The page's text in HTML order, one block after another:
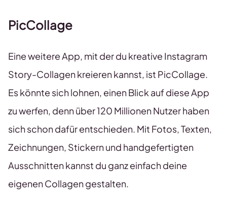
PicCollage
Eine weitere App, mit der du kreative Instagram
Story-Collagen kreieren kannst, ist PicCollage.
Es könnte sich lohnen, einen Blick auf diese App
zu werfen, denn über 120 Millionen Nutzer haben
sich schon dafür entschieden. Mit Fotos, Texten,
Zeichnungen, Stickern und handgefertigten
Ausschnitten kannst du ganz einfach deine
eigenen Collagen gestalten.